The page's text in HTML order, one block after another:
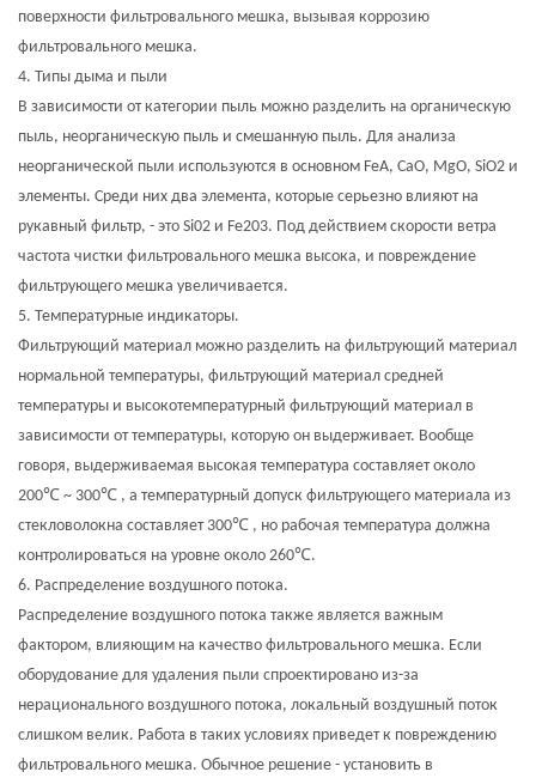
поверхности фильтровального мешка, вызывая коррозию
фильтровального мешка.
4. Типы дыма и пыли
В зависимости от категории пыль можно разделить на органическую
пыль, неорганическую пыль и смешанную пыль. Для анализа
неорганической пыли используются в основном FeA, CaO, MgO, SiO2 и
элементы. Среди них два элемента, которые серьезно влияют на
рукавный фильтр, - это Si02 и Fe203. Под действием скорости ветра
частота чистки фильтровального мешка высока, и повреждение
фильтрующего мешка увеличивается.
5. Температурные индикаторы.
Фильтрующий материал можно разделить на фильтрующий материал
нормальной температуры, фильтрующий материал средней
температуры и высокотемпературный фильтрующий материал в
зависимости от температуры, которую он выдерживает. Вообще
говоря, выдерживаемая высокая температура составляет около
200℃ ~ 300℃ , а температурный допуск фильтрующего материала из
стекловолокна составляет 300℃ , но рабочая температура должна
контролироваться на уровне около 260℃.
6. Распределение воздушного потока.
Распределение воздушного потока также является важным
фактором, влияющим на качество фильтровального мешка. Если
оборудование для удаления пыли спроектировано из-за
нерационального воздушного потока, локальный воздушный поток
слишком велик. Работа в таких условиях приведет к повреждению
фильтровального мешка. Обычное решение - установить в